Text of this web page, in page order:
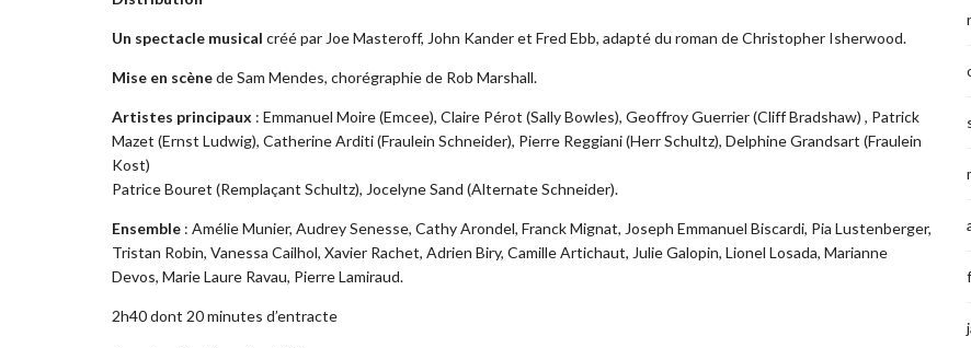
Un spectacle musical créé par Joe Masteroff, John Kander et Fred Ebb, adapté du roman de Christopher Isherwood.
Mise en scènede Sam Mendes, chorégraphie de Rob Marshall.
Artistes principaux : Emmanuel Moire (Emcee), Claire Pérot (Sally Bowles), Geoffroy Guerrier (Cliff Bradshaw) , Patrick
Mazet (Ernst Ludwig), Catherine Arditi (Fraulein Schneider), Pierre Reggiani (Herr Schultz), Delphine Grandsart (Fraulein
Kost)
Patrice Bouret (Remplaçant Schultz), Jocelyne Sand (Alternate Schneider).
Ensemble : Amélie Munier, Audrey Senesse, Cathy Arondel, Franck Mignat, Joseph Emmanuel Biscardi, Pia Lustenberger,
Tristan Robin, Vanessa Cailhol, Xavier Rachet, Adrien Biry, Camille Artichaut, Julie Galopin, Lionel Losada, Marianne
Devos, Marie Laure Ravau, Pierre Lamiraud.
2h40 dont 20 minutes d’entracte